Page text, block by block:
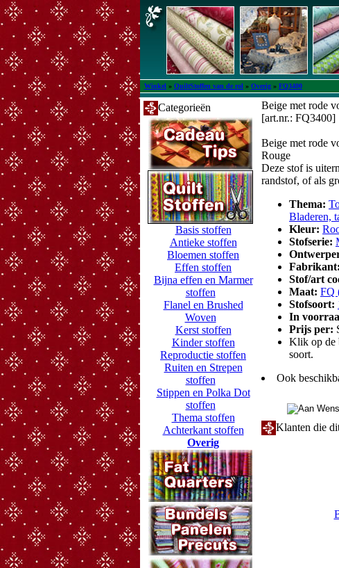
Winkel » QuiltStoffen van de rol » Overig » FQ3400
Categorieën
Basis stoffen
Antieke stoffen
Bloemen stoffen
Effen stoffen
Bijna effen en Marmer
stoffen
Flanel en Brushed
Woven
Kerst stoffen
Kinder stoffen
Reproductie stoffen
Ruiten en Strepen
stoffen
Stippen en Polka Dot
stoffen
Thema stoffen
Achterkant stoffen
Overig
Beige met rode
[art.nr.: FQ3400]
Beige met rode
Rouge
Deze stof is
randstof, of als
Thema:
Bladeren,
Kleur:
Stofserie:
Fabrikant:
Stof/art
Maat: FQ
Stofsoort:
In
Prijs per:
Klik op de
soort.
Ook
Klanten die